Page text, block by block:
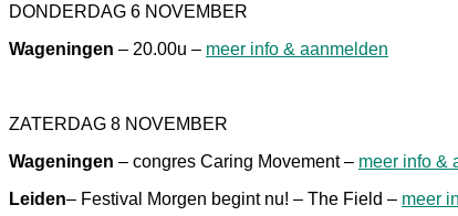
DONDERDAG 6 NOVEMBER
Wageningen – 20.00u – meer info & aanmelden
ZATERDAG 8 NOVEMBER
Wageningen – congres Caring Movement – meer info &
Leiden– Festival Morgen begint nu! – The Field – meer